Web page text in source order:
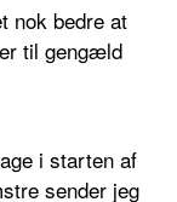
nok bedre at
til gengæld
i starten af
sender jeg